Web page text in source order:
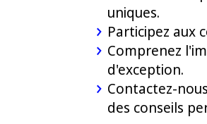
uniques.
Participez aux
Comprenez
d'exception.
Contactez-
des conseils